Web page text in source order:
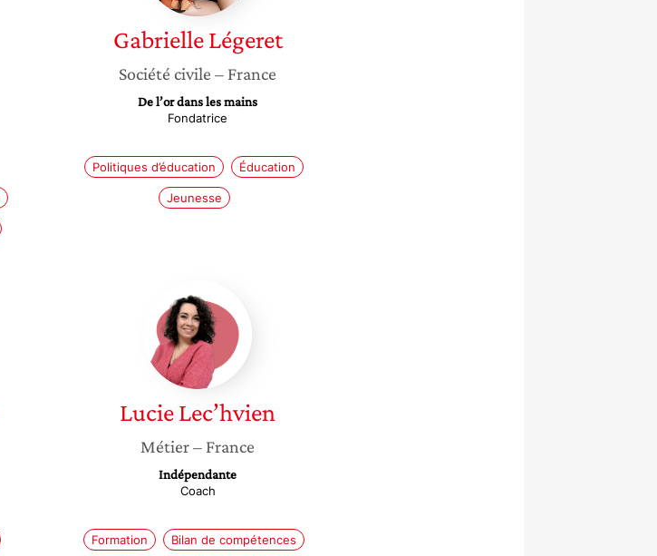
Gabrielle Légeret
Société civile – France
De l’or dans les mains
Fondatrice
Politiques d’éducation Éducation
Jeunesse
Lec’hvien
LucieLec’hvien
Métier– France
Indépendante
Coach
Formation Bilan de compétences